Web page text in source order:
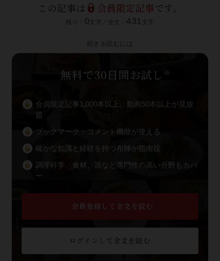
この記事は 会員限定記事です。
残り： 0 文字／全文： 431 文字
続きを読むには
無料で30日間お試し ※
会員限定記事1,000本以上、動画50本以上が見放
題
ブックマーク・コメント機能が使える
確かな知識と経験を持つ布陣が指南役
調理科学、食材、器など専門性の高い分野もカバ
ー
会員登録して全文を読む
ログインして全文を読む